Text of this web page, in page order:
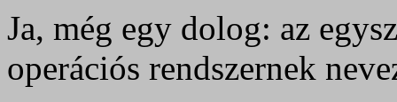
Ja, még egy dolog: az
operációs rendszernek